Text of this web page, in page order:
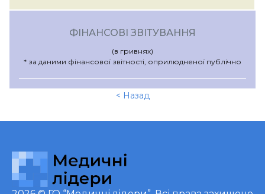
ФІНАНСОВІ ЗВІТУВАННЯ
(в гривнях)
* за даними фінансової звітності, оприлюдненої публічно
< Назад